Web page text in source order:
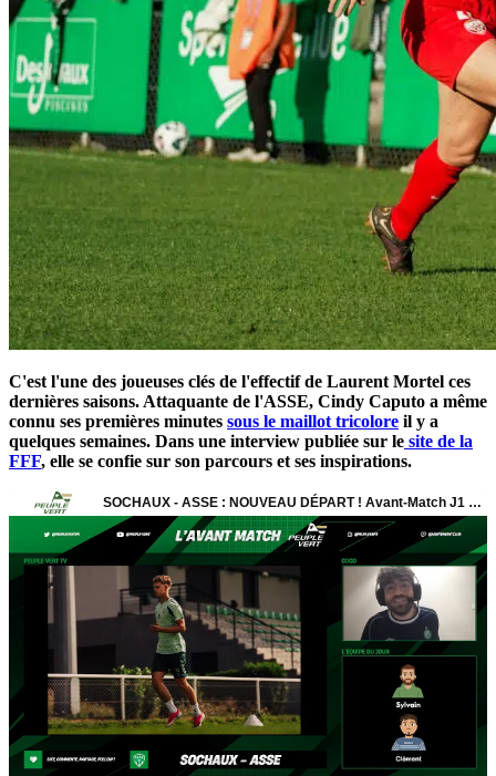
C'est l'une des joueuses clés de l'effectif de Laurent Mortel ces
dernières saisons. Attaquante de l'ASSE, Cindy Caputo a même
connu ses premières minutes sous le maillot tricolore il y a
quelques semaines. Dans une interview publiée sur le site de la
FFF, elle se confie sur son parcours et ses inspirations.